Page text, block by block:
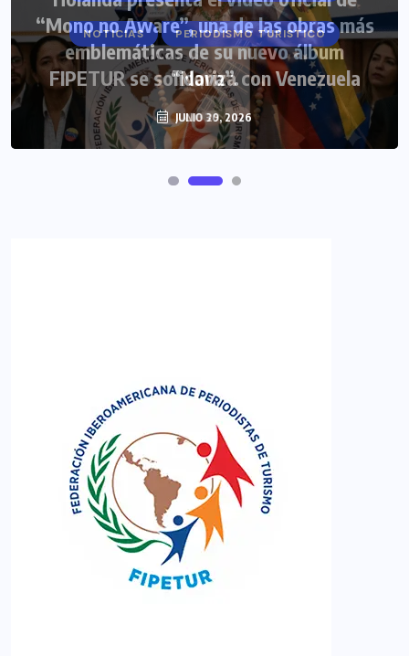
NOTICIAS PERIODISMO TURISTICO
FIPETUR se solidariza con Venezuela
JUNIO 29, 2026